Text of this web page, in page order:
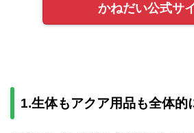
かねだい公式サ
1.生体もアクア用品も全体的